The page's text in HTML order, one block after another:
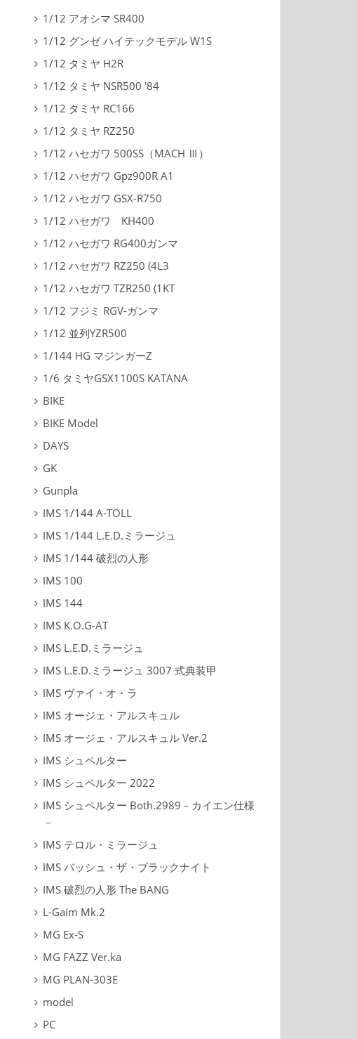
1/12 アオシマ SR400
1/12 グンゼ ハイテックモデル W1S
1/12 タミヤ H2R
1/12 タミヤ NSR500 '84
1/12 タミヤ RC166
1/12 タミヤ RZ250
1/12 ハセガワ 500SS（MACH Ⅲ）
1/12 ハセガワ Gpz900R A1
1/12 ハセガワ GSX-R750
1/12 ハセガワ KH400
1/12 ハセガワ RG400ガンマ
1/12 ハセガワ RZ250 (4L3
1/12 ハセガワ TZR250 (1KT
1/12 フジミ RGV-ガンマ
1/12 並列YZR500
1/144 HG マジンガーZ
1/6 タミヤGSX1100S KATANA
BIKE
BIKE Model
DAYS
GK
Gunpla
IMS 1/144 A-TOLL
IMS 1/144 L.E.D.ミラージュ
IMS 1/144 破烈の人形
IMS 100
IMS 144
IMS K.O.G-AT
IMS L.E.D.ミラージュ
IMS L.E.D.ミラージュ 3007 式典装甲
IMS ヴァイ・オ・ラ
IMS オージェ・アルスキュル
IMS オージェ・アルスキュル Ver.2
IMS シュペルター
IMS シュペルター 2022
IMS シュペルター Both.2989－カイエン仕様
－
IMS テロル・ミラージュ
IMS バッシュ・ザ・ブラックナイト
IMS 破烈の人形 The BANG
L-Gaim Mk.2
MG Ex-S
MG FAZZ Ver.ka
MG PLAN-303E
model
PC